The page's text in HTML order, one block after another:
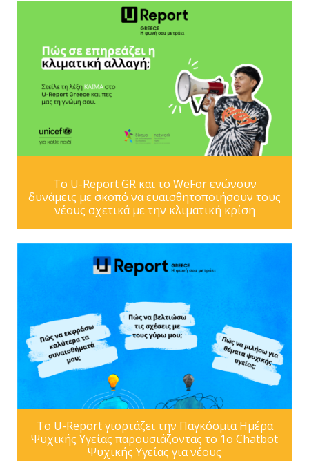
Το U-Report GR και το WeFor ενώνουν
δυνάμεις με σκοπό να ευαισθητοποιήσουν τους
νέους σχετικά με την κλιματική κρίση
Το U-Report γιορτάζει την Παγκόσμια Ημέρα
Ψυχικής Υγείας παρουσιάζοντας το 1ο Chatbot
Ψυχικής Υγείας για νέους